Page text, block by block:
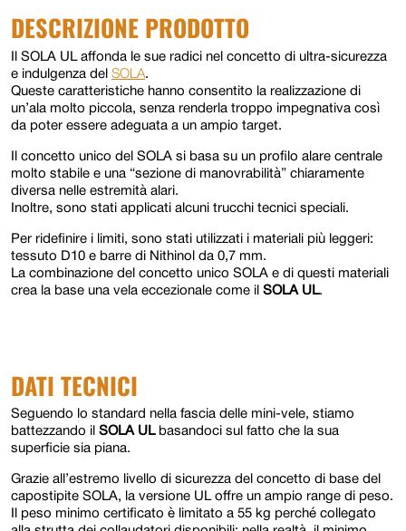
DESCRIZIONE PRODOTTO
Il SOLA UL affonda le sue radici nel concetto di ultra-sicurezza
e indulgenza del SOLA.
Queste caratteristiche hanno consentito la realizzazione di
un’ala molto piccola, senza renderla troppo impegnativa così
da poter essere adeguata a un ampio target.
Il concetto unico del SOLA si basa su un profilo alare centrale
molto stabile e una “sezione di manovrabilità” chiaramente
diversa nelle estremità alari.
Inoltre, sono stati applicati alcuni trucchi tecnici speciali.
Per ridefinire i limiti, sono stati utilizzati i materiali più leggeri:
tessuto D10 e barre di Nithinol da 0,7 mm.
La combinazione del concetto unico SOLA e di questi materiali
crea la base una vela eccezionale come il SOLA UL.
DATI TECNICI
Seguendo lo standard nella fascia delle mini-vele, stiamo
battezzando il SOLA ULbasandoci sul fatto che la sua
superficie sia piana.
Grazie all’estremo livello di sicurezza del concetto di base del
capostipite SOLA, la versione UL offre un ampio range di peso.
Il peso minimo certificato è limitato a 55 kg perché collegato